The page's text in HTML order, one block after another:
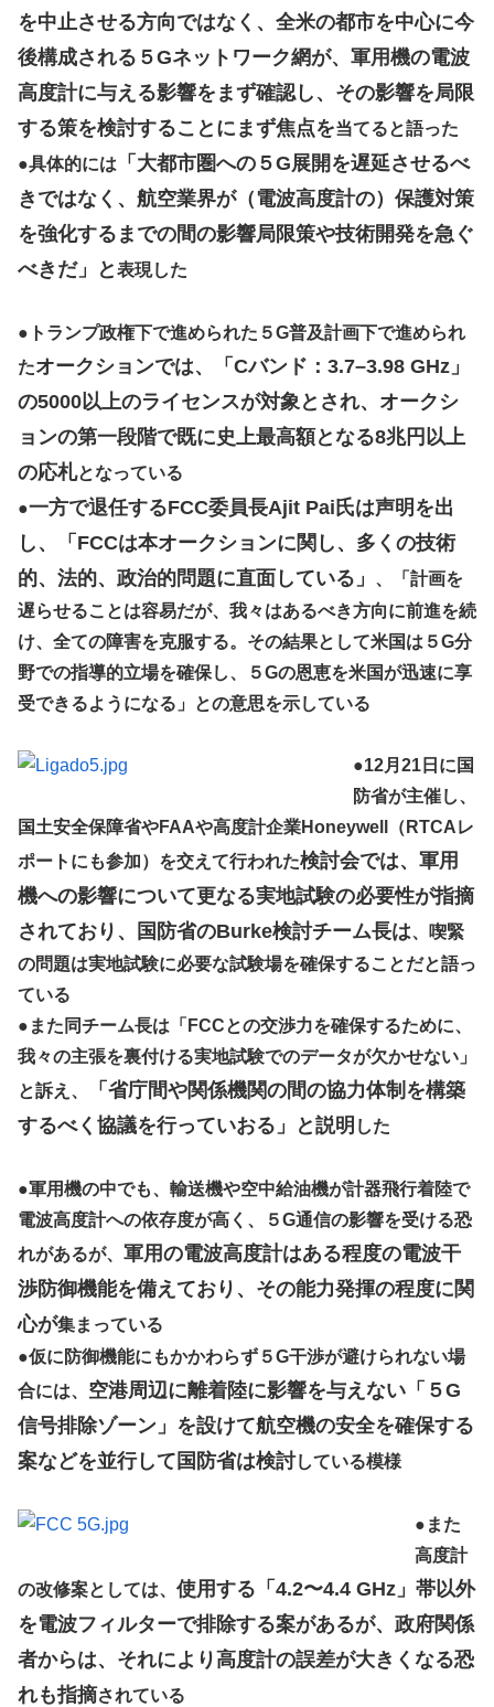
を中止させる方向ではなく、全米の都市を中心に今
後構成される５Gネットワーク網が、軍用機の電波
高度計に与える影響をまず確認し、その影響を局限
する策を検討することにまず焦点を当てると語った
●具体的には
「大都市圏への５G展開を遅延させるべ
きではなく、航空業界が（電波高度計の）保護対策
を強化するまでの間の影響局限策や技術開発を急ぐ
べきだ」と表現した
● トランプ政権下で進められた５G普及計画下で進められ
たオークションでは、「Cバンド：3.7–3.98 GHz」
の5000以上のライセンスが対象とされ、オークシ
ョンの第一段階で既に史上最高額となる8兆円以上
の応札となっている
●一方で退任するFCC委員長Ajit Pai氏は声明を出
し、「FCCは本オークションに関し、多くの技術
的、法的、政治的問題に直面している」
、「計画を
遅らせることは容易だが、我々はあるべき方向に前進を続
け、全ての障害を克服する。その結果として米国は５G分
野での指導的立場を確保し、５Gの恩恵を米国が迅速に享
受できるようになる」との意思を示している
●12月21日に国
防省が主催し、
国土安全保障省やFAAや高度計企業Honeywell（RTCAレ
ポートにも参加）を交えて行われた検討会では、軍用
機への影響について更なる実地試験の必要性が指摘
されており、国防省のBurke検討チーム長は、喫緊
の問題は実地試験に必要な試験場を確保することだと語っ
ている
● また同チーム長は「FCCとの交渉力を確保するために、
我々の主張を裏付ける実地試験でのデータが欠かせない」
と訴え、
「省庁間や関係機関の間の協力体制を構築
するべく協議を行っていおる」と説明 した
●軍用機の中でも、輸送機や空中給油機が計器飛行着陸で
電波高度計への依存度が高く、５G通信の影響を受ける恐
れがあるが、 軍用の電波高度計はある程度の電波干
渉防御機能を備えており、その能力発揮の程度に関
心が集まっている
●仮に防御機能にもかかわらず５G干渉が避けられない場
合には、 空港周辺に離着陸に影響を与えない「５G
信号排除ゾーン」を設けて航空機の安全を確保する
案などを並行して国防省は検討している模様
● また
高度計
の改修案としては、 使用する「4.2〜4.4 GHz」帯以外
を電波フィルターで排除する案があるが、政府関係
者からは、それにより高度計の誤差が大きくなる恐
れも指摘されている